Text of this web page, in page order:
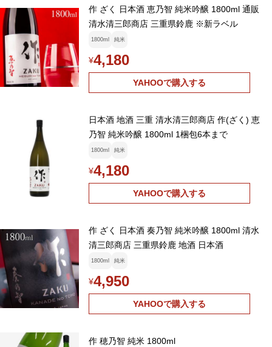
作 ざく 日本酒 恵乃智 純米吟醸 1800ml 通販
清水清三郎商店 三重県鈴鹿 ※新ラベル
1800ml 純米
¥4,180
YAHOOで購入する
日本酒 地酒 三重 清水清三郎商店 作(ざく) 恵
乃智 純米吟醸 1800ml 1梱包6本まで
1800ml 純米
¥4,180
YAHOOで購入する
作 ざく 日本酒 奏乃智 純米吟醸 1800ml 清水
清三郎商店 三重県鈴鹿 地酒 日本酒
1800ml 純米
¥4,950
YAHOOで購入する
作 穂乃智 純米 1800ml